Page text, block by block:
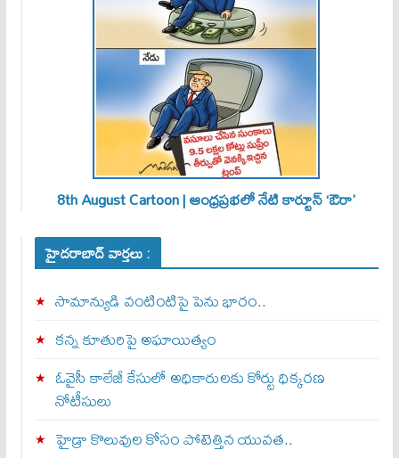
8th August Cartoon | ఆంధ్రప్రభలో నేటి కార్టూన్ ‘ఔరా’
హైదరాబాద్ వార్తలు :
సామాన్యుడి వంటింటిపై పెను భారం..
కన్న కూతురిపై అఘాయిత్యం
ఓవైసీ కాలేజీ కేసులో అధికారులకు కోర్టు ధిక్కరణ
నోటీసులు
హైడ్రా కొలువుల కోసం పోటెత్తిన యువత..